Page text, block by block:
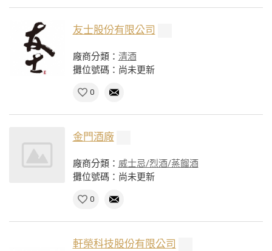
友士股份有限公司
廠商分類： 清酒
攤位號碼：尚未更新
0
金門酒廠
廠商分類： 威士忌/烈酒/蒸餾酒
攤位號碼：尚未更新
0
軒榮科技股份有限公司